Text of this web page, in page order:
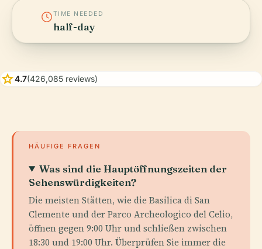
TIME NEEDED
half-day
star4.7(426,085 reviews)
HÄUFIGE FRAGEN
Was sind die Hauptöffnungszeiten der
Sehenswürdigkeiten?
Die meisten Stätten, wie die Basilica di San
Clemente und der Parco Archeologico del Celio,
öffnen gegen 9:00 Uhr und schließen zwischen
18:30 und 19:00 Uhr. Überprüfen Sie immer die